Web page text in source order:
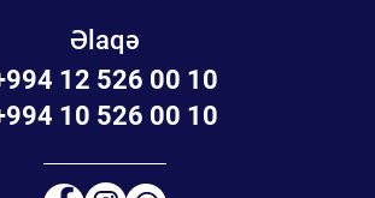
Əlaqə
12 526 00 10
10 526 00 10